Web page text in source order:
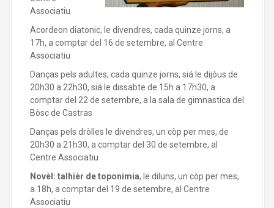
Associatiu
Acordeon diatonic, le divendres, cada quinze jorns, a
17h, a comptar del 16 de setembre, al Centre
Associatiu
Danças pels adultes, cada quinze jorns, siá le dijòus de
20h30 a 22h30, siá le dissabte de 15h a 17h30, a
comptar del 22 de setembre, a la sala de gimnastica del
Bòsc de Castras
Danças pels dròlles le divendres, un còp per mes, de
20h30 a 21h30, a comptar del 30 de setembre, al
Centre Associatiu
Novèl: talhièr de toponimia, le diluns, un còp per mes,
a 18h, a comptar del 19 de setembre, al Centre
Associatiu